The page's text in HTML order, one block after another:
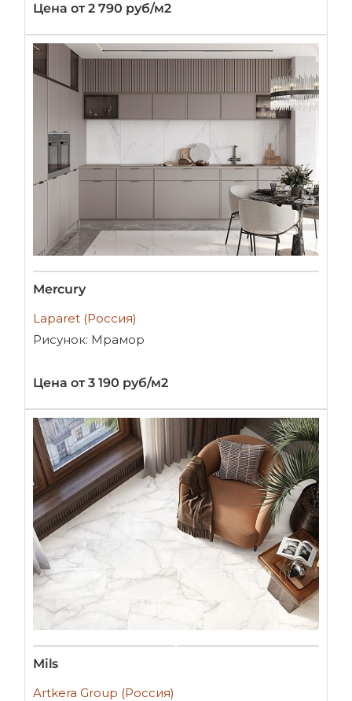
Цена от 2 790 руб/м2
Mercury
Laparet (Россия)
Рисунок: Мрамор
Цена от 3 190 руб/м2
Mils
Artkera Group (Россия)